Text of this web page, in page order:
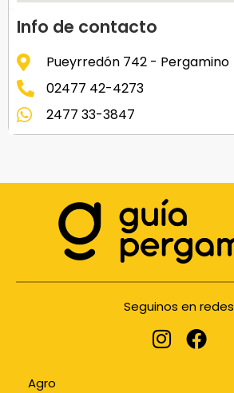
Info de contacto
Pueyrredón 742 - Pergamino
02477 42-4273
2477 33-3847
Seguinos en redes
Agro